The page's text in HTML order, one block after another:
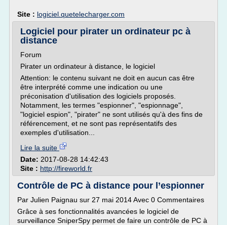
Site : logiciel.quetelecharger.com
Logiciel pour pirater un ordinateur pc à
distance
Forum
Pirater un ordinateur à distance, le logiciel
Attention: le contenu suivant ne doit en aucun cas être
être interprété comme une indication ou une
préconisation d'utilisation des logiciels proposés.
Notamment, les termes "espionner", "espionnage",
"logiciel espion", "pirater" ne sont utilisés qu'à des fins de
référencement, et ne sont pas représentatifs des
exemples d'utilisation...
Lire la suite
Date: 2017-08-28 14:42:43
Site : http://fireworld.fr
Contrôle de PC à distance pour l’espionner
Par Julien Paignau sur 27 mai 2014 Avec 0 Commentaires
Grâce à ses fonctionnalités avancées le logiciel de
surveillance SniperSpy permet de faire un contrôle de PC à